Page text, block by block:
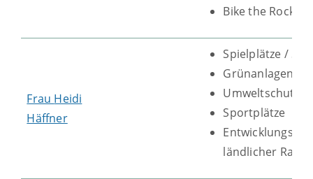
Bike the Rock
Frau Heidi
Häffner
Spielplätze /
Grünanlagen /
Umweltschutz
Sportplätze
ländlicher Raum